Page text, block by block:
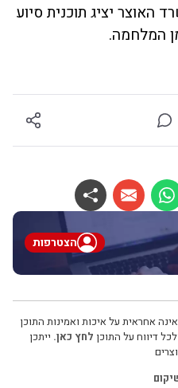
האוצר יציג תוכנית סיוע
המלחמה.
הצטרפות
אחראית על איכות ואמינות התוכן
דיווח על התוכן לחץ כאן. ייתכן